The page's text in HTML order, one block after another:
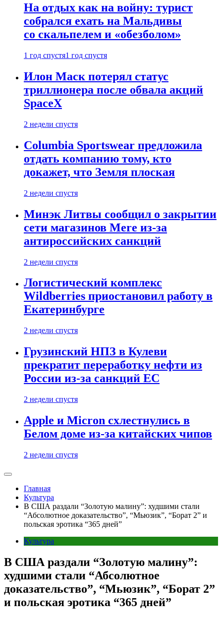
На отдых как на войну: турист
собрался ехать на Мальдивы
со скальпелем и «обезболом»
1 год спустя1 год спустя
Илон Маск потерял статус
триллионера после обвала акций
SpaceX
2 недели спустя
Columbia Sportswear предложила
отдать компанию тому, кто
докажет, что Земля плоская
2 недели спустя
Минэк Литвы сообщил о закрытии
сети магазинов Mere из-за
антироссийских санкций
2 недели спустя
Логистический комплекс
Wildberries приостановил работу в
Екатеринбурге
2 недели спустя
Грузинский НПЗ в Кулеви
прекратит переработку нефти из
России из-за санкций ЕС
2 недели спустя
Apple и Micron схлестнулись в
Белом доме из-за китайских чипов
2 недели спустя
Главная
Культура
В США раздали “Золотую малину”: худшими стали
“Абсолютное доказательство”, “Мьюзик”, “Борат 2” и
польская эротика “365 дней”
Культура
В США раздали “Золотую малину”:
худшими стали “Абсолютное
доказательство”, “Мьюзик”, “Борат 2”
и польская эротика “365 дней”